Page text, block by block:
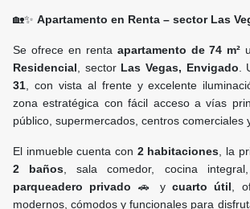
🏡✨ Apartamento en Renta – sector Las
Se ofrece en renta apartamento de 74 m²
Residencial , sector Las Vegas, Envigado .
31 , con vista al frente y excelente
zona estratégica con fácil acceso a vías
público, supermercados, centros comerciales
El inmueble cuenta con 2 habitaciones , la
2 baños , sala comedor, cocina
parqueadero privado 🚗 y cuarto útil ,
modernos, cómodos y funcionales para